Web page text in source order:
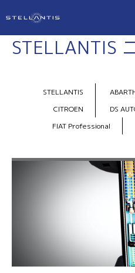
STELLANTIS
STELLANTIS
CITROEN
DS
FIAT Professional